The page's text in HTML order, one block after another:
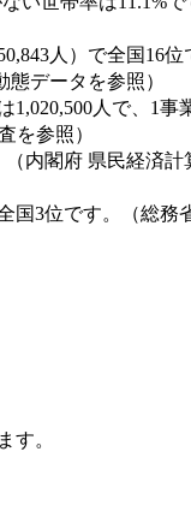
人）で全国16
データを参照）
1,020,500人で、1事
を参照）
内閣府 県民経済計
国3位です。（総務
す。